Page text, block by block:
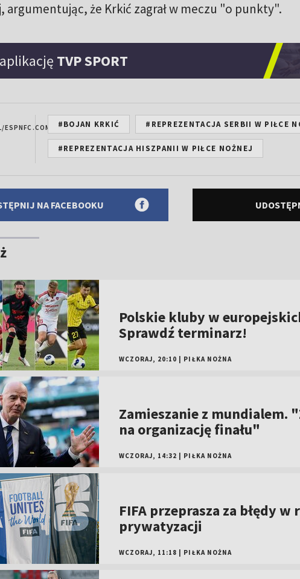
argumentując, że Krkić zagrał w meczu "o punkty".
TVP SPORT
#BOJAN KRKIĆ #REPREZENTACJA SERBII W PIŁCE
#REPREZENTACJA HISZPANII W PIŁCE NOŻNEJ
NA FACEBOOKU
Polskie kluby w
Sprawdź terminarz!
WCZORAJ, 20:10 PIŁKA NOŻNA
Zamieszanie z mundialem.
na organizację finału"
WCZORAJ, 14:32 PIŁKA NOŻNA
FIFA przeprasza za błędy
prywatyzacji
WCZORAJ, 11:18 PIŁKA NOŻNA